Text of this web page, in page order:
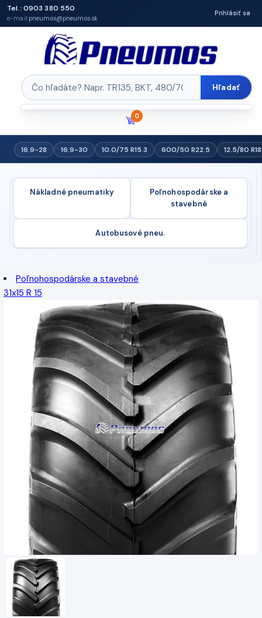
Tel.: 0903 380 550
e-mail:pneumos@pneumos.sk
Prihlásiť sa
Hľadať
0
16.9-28 16.9-30 10.0/75 R15.3 600/50 R22.5 12.5/80 R18
Nákladné pneumatiky
Poľnohospodárske a
stavebné
Autobusové pneu.
Poľnohospodárske a stavebné
31x15 R 15